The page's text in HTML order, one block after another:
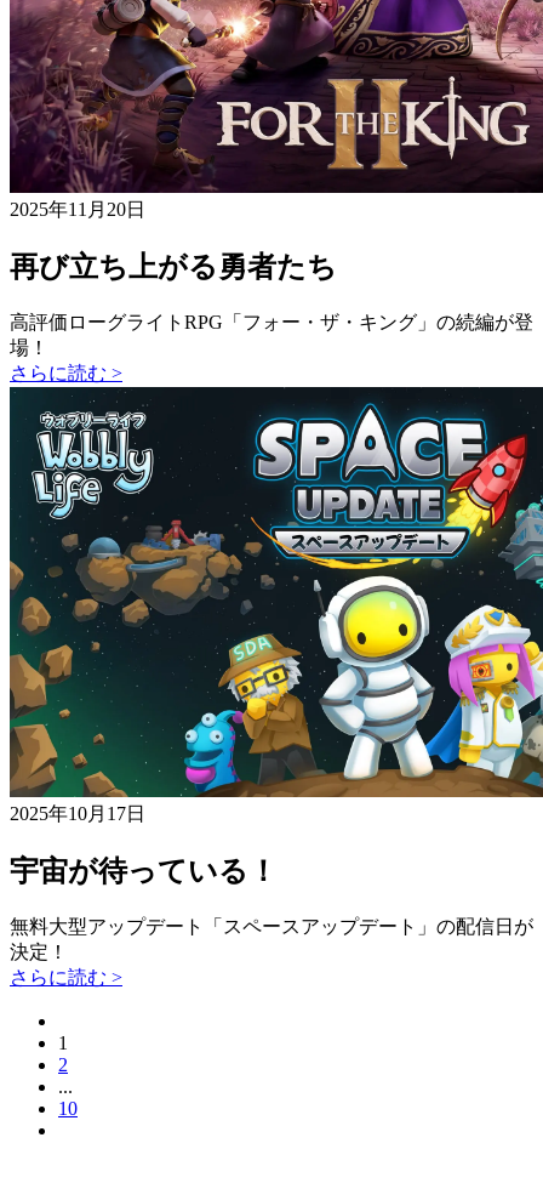
2025年11月20日
再び立ち上がる勇者たち
高評価ローグライトRPG「フォー・ザ・キング」の続編が登
場！
さらに読む >
2025年10月17日
宇宙が待っている！
無料大型アップデート「スペースアップデート」の配信日が
決定！
さらに読む >
1
2
...
10